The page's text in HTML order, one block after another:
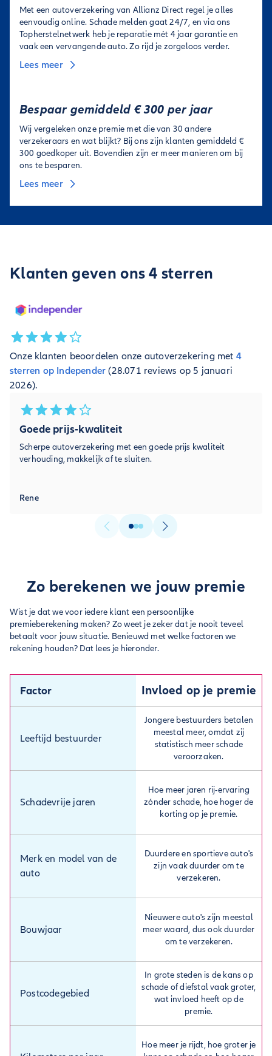
Met een autoverzekering van Allianz Direct regel je alles
eenvoudig online. Schade melden gaat 24/7, en via ons
Topherstelnetwerk heb je reparatie mét 4 jaar garantie en
vaak een vervangende auto. Zo rijd je zorgeloos verder.
Lees meer
Bespaar gemiddeld € 300 per jaar
Wij vergeleken onze premie met die van 30 andere
verzekeraars en wat blijkt? Bij ons zijn klanten gemiddeld €
300 goedkoper uit. Bovendien zijn er meer manieren om bij
ons te besparen.
Lees meer
Klanten geven ons 4 sterren
Onze klanten beoordelen onze autoverzekering met 4
sterren op Independer (28.071 reviews op 5 januari
2026).
Goede prijs-kwaliteit
Scherpe autoverzekering met een goede prijs kwaliteit
verhouding, makkelijk af te sluiten.
Rene
Zo berekenen we jouw premie
Wist je dat we voor iedere klant een persoonlijke
premieberekening maken? Zo weet je zeker dat je nooit teveel
betaalt voor jouw situatie. Benieuwd met welke factoren we
rekening houden? Dat lees je hieronder.
Factor
Leeftijd bestuurder
Schadevrije jaren
Merk en model van de
auto
Bouwjaar
Postcodegebied
Invloed op je premie
Jongere bestuurders betalen
meestal meer, omdat zij
statistisch meer schade
veroorzaken.
Hoe meer jaren rij-ervaring
zónder schade, hoe hoger de
korting op je premie.
Duurdere en sportieve auto's
zijn vaak duurder om te
verzekeren.
Nieuwere auto's zijn meestal
meer waard, dus ook duurder
om te verzekeren.
In grote steden is de kans op
schade of diefstal vaak groter,
wat invloed heeft op de
premie.
Hoe meer je rijdt, hoe groter je